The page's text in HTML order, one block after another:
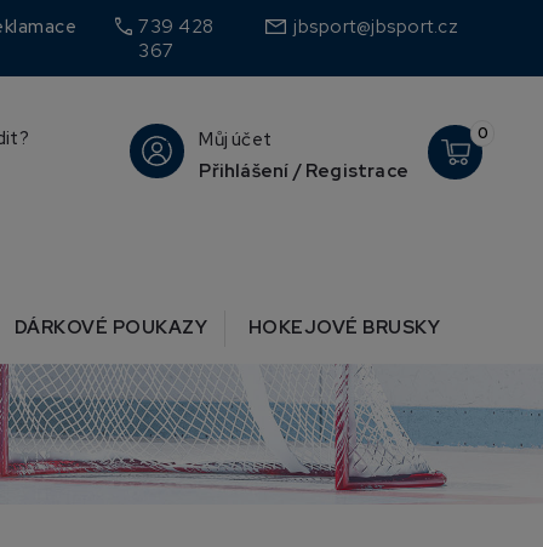
call 739 428
367
jbsport@jbsport.cz
0
Můj účet
Přihlášení / Registrace
DÁRKOVÉ POUKAZY HOKEJOVÉ BRUSKY